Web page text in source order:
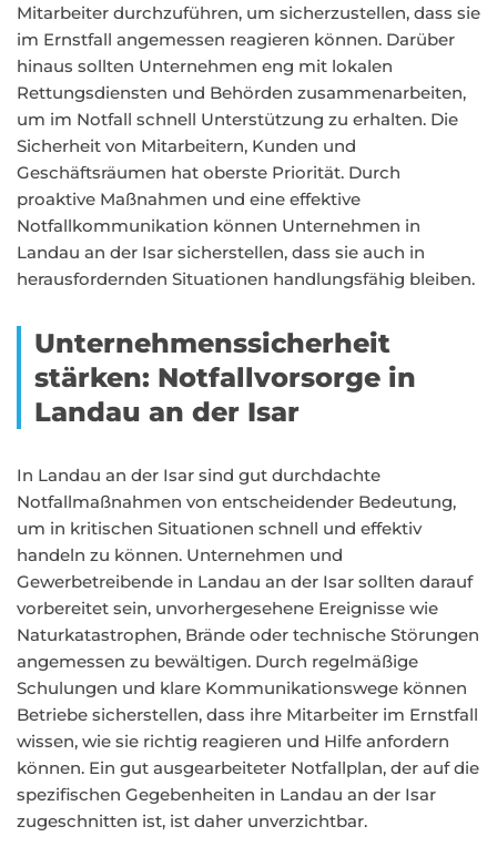
Mitarbeiter durchzuführen, um sicherzustellen, dass sie
im Ernstfall angemessen reagieren können. Darüber
hinaus sollten Unternehmen eng mit lokalen
Rettungsdiensten und Behörden zusammenarbeiten,
um im Notfall schnell Unterstützung zu erhalten. Die
Sicherheit von Mitarbeitern, Kunden und
Geschäftsräumen hat oberste Priorität. Durch
proaktive Maßnahmen und eine effektive
Notfallkommunikation können Unternehmen in
Landau an der Isar sicherstellen, dass sie auch in
herausfordernden Situationen handlungsfähig bleiben.
Unternehmenssicherheit
stärken: Notfallvorsorge in
Landau an der Isar
In Landau an der Isar sind gut durchdachte
Notfallmaßnahmen von entscheidender Bedeutung,
um in kritischen Situationen schnell und effektiv
handeln zu können. Unternehmen und
Gewerbetreibende in Landau an der Isar sollten darauf
vorbereitet sein, unvorhergesehene Ereignisse wie
Naturkatastrophen, Brände oder technische Störungen
angemessen zu bewältigen. Durch regelmäßige
Schulungen und klare Kommunikationswege können
Betriebe sicherstellen, dass ihre Mitarbeiter im Ernstfall
wissen, wie sie richtig reagieren und Hilfe anfordern
können. Ein gut ausgearbeiteter Notfallplan, der auf die
spezifischen Gegebenheiten in Landau an der Isar
zugeschnitten ist, ist daher unverzichtbar.